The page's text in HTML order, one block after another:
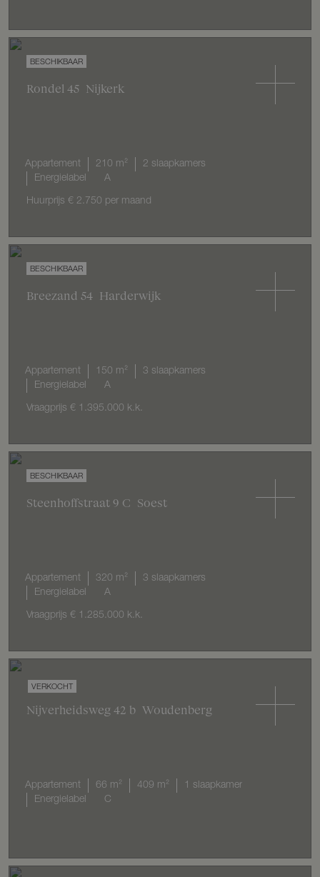
Rondel 45 Nijkerk
Huurprijs € 2.750 per maand
Appartement 210 m²
2 slaapkamers
Energielabel
A
Breezand 54 Harderwijk
Vraagprijs € 1.395.000 k.k.
Appartement 150 m²
3 slaapkamers
Energielabel
A
Steenhoffstraat 9 C Soest
Vraagprijs € 1.285.000 k.k.
Appartement 320 m²
3 slaapkamers
Energielabel
A
VERKOCHT
Nijverheidsweg 42 b Woudenberg
Appartement 66 m² 409 m²
1 slaapkamer
Energielabel
C